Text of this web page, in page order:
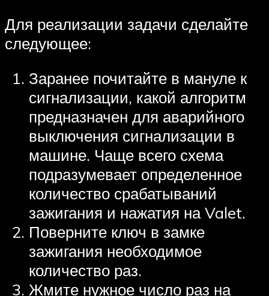
Для реализации задачи сделайте
следующее:
Заранее почитайте в мануле к
сигнализации, какой алгоритм
предназначен для аварийного
выключения сигнализации в
машине. Чаще всего схема
подразумевает определенное
количество срабатываний
зажигания и нажатия на Valet.
Поверните ключ в замке
зажигания необходимое
количество раз.
Жмите нужное число раз на